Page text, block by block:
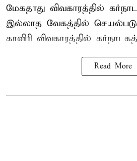
மேகதாது விவகாரத்தில்
இல்லாத வேகத்தில்
காவிரி விவகாரத்தில்
Read More